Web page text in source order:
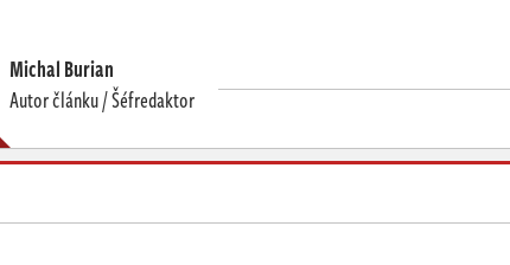
Michal Burian
Autor článku / Šéfredaktor